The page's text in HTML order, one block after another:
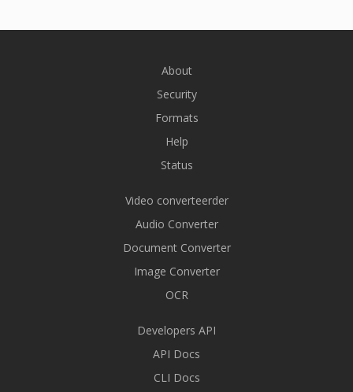
About
Security
Formats
Help
Status
Video converteerder
Audio Converter
Document Converter
Image Converter
OCR
Developers API
API Docs
CLI Docs